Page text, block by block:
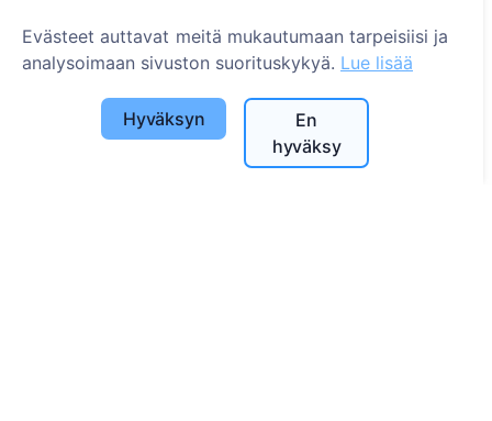
Tapahtumat
Tietosuojakäytäntö
Maksukäytäntö
Evästeet auttavat meitä mukautumaan tarpeisiisi ja
analysoimaan sivuston suorituskykyä. Lue lisää
Hyväksyn
En
hyväksy